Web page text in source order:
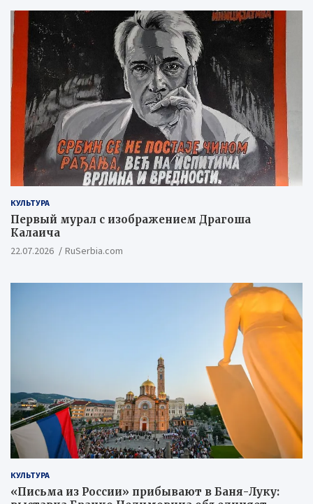
КУЛЬТУРА
Первый мурал с изображением Драгоша
Калаича
22.07.2026 RuSerbia.com
КУЛЬТУРА
«Письма из России» прибывают в Баня-Луку: